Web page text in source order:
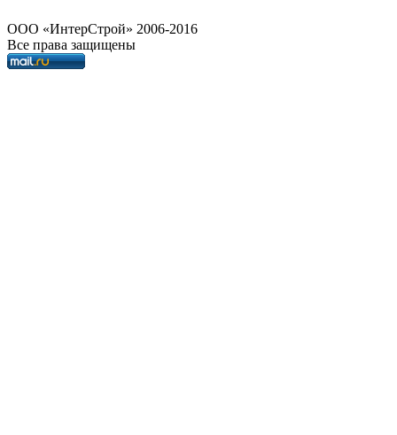
OOO «ИнтерСтрой» 2006-2016
Все права защищены